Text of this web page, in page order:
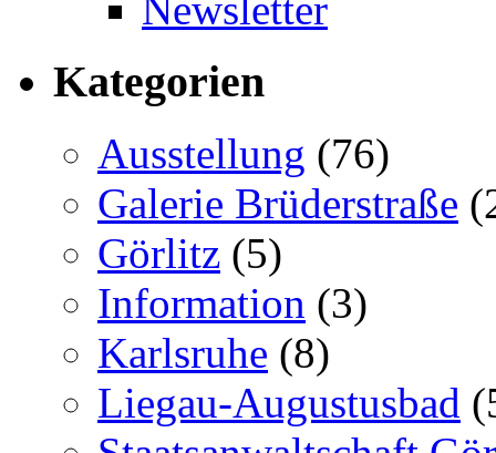
Newsletter
Kategorien
Ausstellung (76)
Galerie Brüderstraße
Görlitz (5)
Information (3)
Karlsruhe (8)
Liegau-Augustusbad